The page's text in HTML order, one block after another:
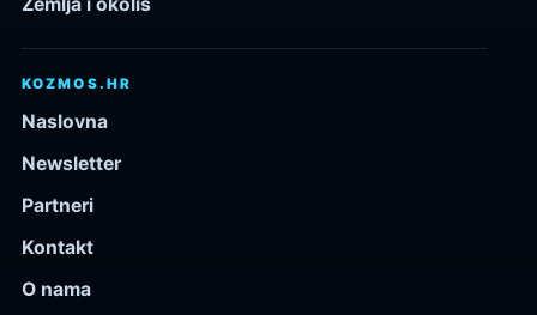
KOZMOS.HR
Naslovna
Newsletter
Partneri
Kontakt
O nama